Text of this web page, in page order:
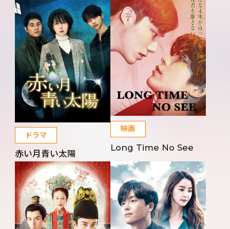
ドラマ
赤い月青い太陽
映画
Long Time No See